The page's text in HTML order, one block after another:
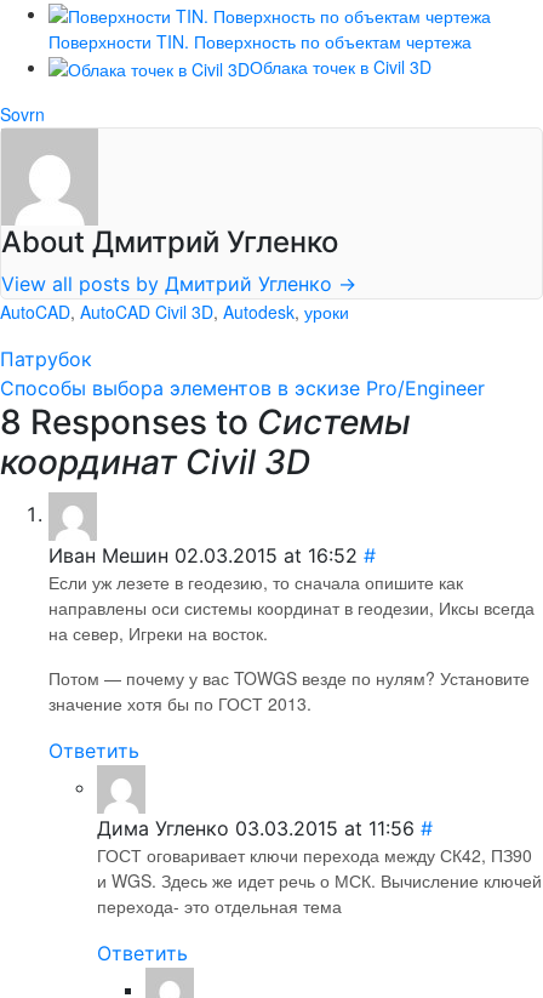
Поверхности TIN. Поверхность по объектам чертежа
Облака точек в Civil 3D
Sovrn
About Дмитрий Угленко
View all posts by Дмитрий Угленко →
AutoCAD, AutoCAD Civil 3D, Autodesk, уроки
Патрубок
Способы выбора элементов в эскизе Pro/Engineer
8 Responses to Системы
координат Civil 3D
Иван Мешин 02.03.2015 at 16:52 #
Если уж лезете в геодезию, то сначала опишите как
направлены оси системы координат в геодезии, Иксы всегда
на север, Игреки на восток.
Потом — почему у вас TOWGS везде по нулям? Установите
значение хотя бы по ГОСТ 2013.
Ответить
Дима Угленко 03.03.2015 at 11:56 #
ГОСТ оговаривает ключи перехода между СК42, ПЗ90
и WGS. Здесь же идет речь о МСК. Вычисление ключей
перехода- это отдельная тема
Ответить